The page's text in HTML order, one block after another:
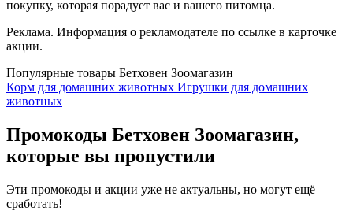
покупку, которая порадует вас и вашего питомца.
Реклама. Информация о рекламодателе по ссылке в карточке
акции.
Популярные товары Бетховен Зоомагазин
Корм для домашних животных Игрушки для домашних
животных
Промокоды Бетховен Зоомагазин,
которые вы пропустили
Эти промокоды и акции уже не актуальны, но могут ещё
сработать!